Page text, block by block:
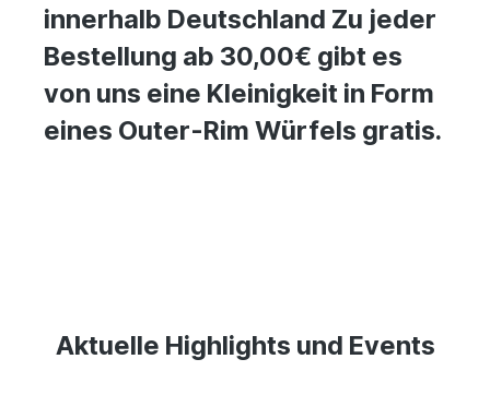
innerhalb Deutschland Zu jeder
Bestellung ab 30,00€ gibt es
von uns eine Kleinigkeit in Form
eines Outer-Rim Würfels gratis.
Aktuelle Highlights und Events